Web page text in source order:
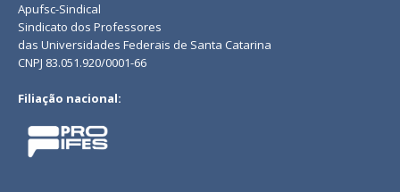
Apufsc-Sindical
Sindicato dos Professores
das Universidades Federais de Santa Catarina
CNPJ 83.051.920/0001-66
Filiação nacional: